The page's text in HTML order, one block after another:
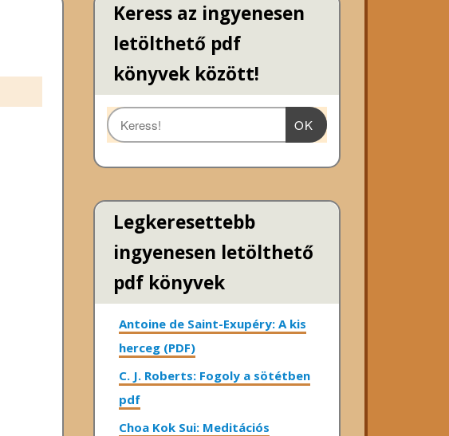
Keress az ingyenesen
letölthető pdf
könyvek között!
OK
Legkeresettebb
ingyenesen letölthető
pdf könyvek
Antoine de Saint-Exupéry: A kis
herceg (PDF)
C. J. Roberts: Fogoly a sötétben
pdf
Choa Kok Sui: Meditációs